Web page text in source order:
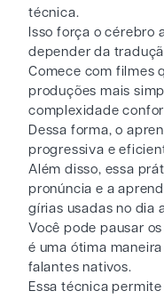
técnica.
Isso força o cérebro
depender da
Comece com filmes
produções mais
complexidade
Dessa forma, o
progressiva e
Além disso, essa
pronúncia e a
gírias usadas no dia
Você pode pausar
é uma ótima
falantes nativos.
Essa técnica